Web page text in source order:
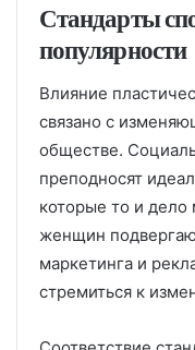
Стандарты
популярности
Влияние
связано с
обществе.
преподносят
которые то и
женщин
маркетинга и
стремиться к